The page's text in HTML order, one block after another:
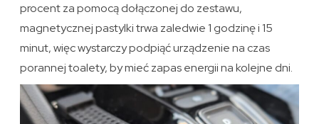
procent za pomocą dołączonej do zestawu,
magnetycznej pastylki trwa zaledwie 1 godzinę i 15
minut, więc wystarczy podpiąć urządzenie na czas
porannej toalety, by mieć zapas energii na kolejne dni.